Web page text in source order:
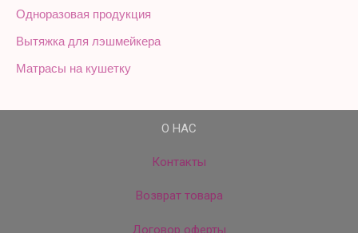
Одноразовая продукция
Вытяжка для лэшмейкера
Матрасы на кушетку
О НАС
Контакты
Возврат товара
Договор оферты